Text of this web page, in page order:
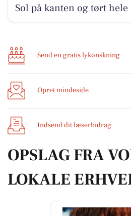
Sol på kanten og tørt hele
Send en gratis lykønskning
Opret mindeside
Indsend dit læserbidrag
OPSLAG FRA
LOKALE